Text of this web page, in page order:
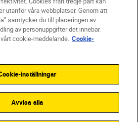
utanför våra webbplatser. Genom att
samtycker du till placeringen av
av personuppgifter det innebär.
cookie-meddelande. Cookie-
inställningar
Avvisa alla